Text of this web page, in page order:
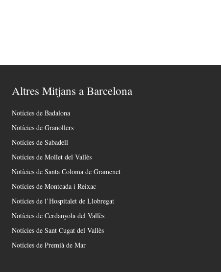
Altres Mitjans a Barcelona
Notícies de Badalona
Notícies de Granollers
Notícies de Sabadell
Notícies de Mollet del Vallès
Notícies de Santa Coloma de Gramenet
Notícies de Montcada i Reixac
Notícies de l’Hospitalet de Llobregat
Notícies de Cerdanyola del Vallès
Notícies de Sant Cugat del Vallès
Notícies de Premià de Mar